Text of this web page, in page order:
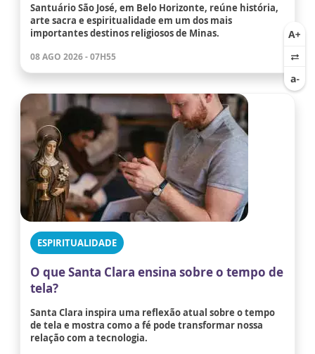
Santuário São José, em Belo Horizonte, reúne história,
arte sacra e espiritualidade em um dos mais
importantes destinos religiosos de Minas.
08 AGO 2026 - 07H55
ESPIRITUALIDADE
O que Santa Clara ensina sobre o tempo de
tela?
Santa Clara inspira uma reflexão atual sobre o tempo
de tela e mostra como a fé pode transformar nossa
relação com a tecnologia.